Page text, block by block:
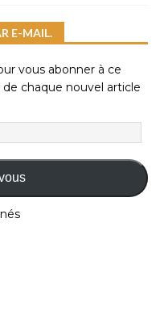
E-MAIL.
vous abonner à ce
chaque nouvel article